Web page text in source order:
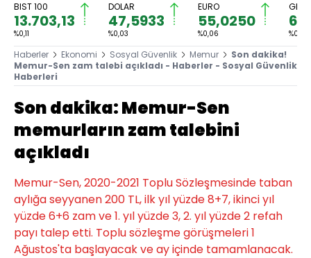
BIST 100
13.703,13
%0,11
DOLAR
47,5933
%0,03
EURO
55,0250
%0,06 %0,42
Haberler Ekonomi Sosyal Güvenlik Memur
Son dakika!
Memur-Sen zam talebi açıkladı - Haberler - Sosyal Güvenlik
Haberleri
Son dakika: Memur-Sen
memurların zam talebini
açıkladı
Memur-Sen, 2020-2021 Toplu Sözleşmesinde taban
aylığa seyyanen 200 TL, ilk yıl yüzde 8+7, ikinci yıl
yüzde 6+6 zam ve 1. yıl yüzde 3, 2. yıl yüzde 2 refah
payı talep etti. Toplu sözleşme görüşmeleri 1
Ağustos'ta başlayacak ve ay içinde tamamlanacak.